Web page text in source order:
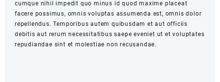
cumque nihil impedit quo minus id quod maxime placeat
facere possimus, omnis voluptas assumenda est, omnis dolor
repellendus. Temporibus autem quibusdam et aut officiis
debitis aut rerum necessitatibus saepe eveniet ut et voluptates
repudiandae sint et molestiae non recusandae.